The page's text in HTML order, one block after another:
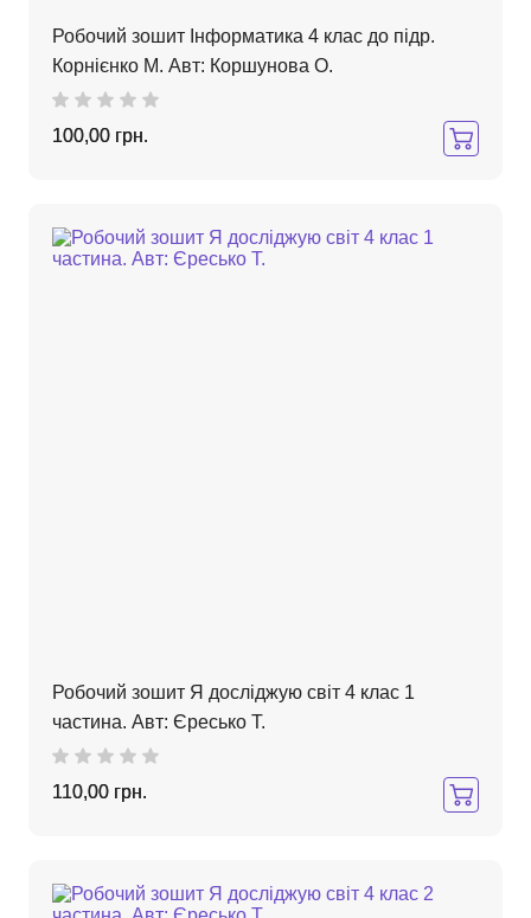
Робочий зошит Інформатика 4 клас до підр.
Корнієнко М. Авт: Коршунова О.
100,00 грн.
Робочий зошит Я досліджую світ 4 клас 1
частина. Авт: Єресько Т.
110,00 грн.